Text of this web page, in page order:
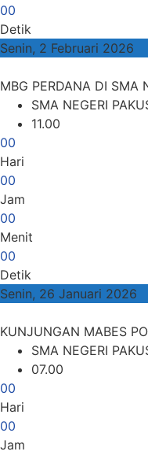
00
Detik
Senin, 2 Februari 2026
MBG PERDANA DI SMA
SMA NEGERI
11.00
00
Hari
00
Jam
00
Menit
00
Detik
Senin, 26 Januari 2026
KUNJUNGAN MABES
SMA NEGERI
07.00
00
Hari
00
Jam